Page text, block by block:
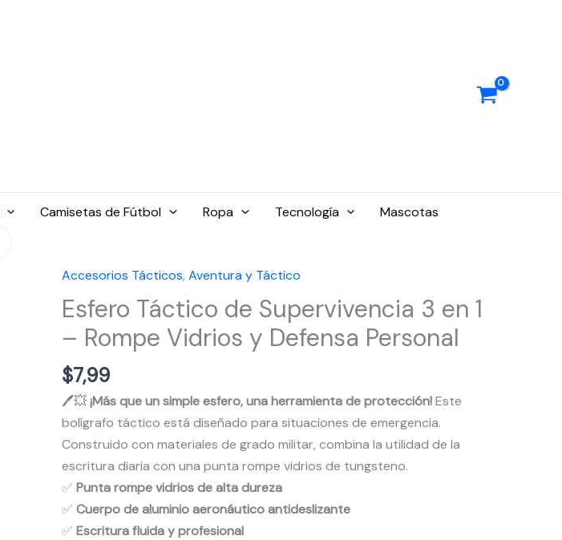
Camisetas de Fútbol Ropa Tecnología
Mascotas
Accesorios Tácticos, Aventura y Táctico
Esfero Táctico de Supervivencia 3 en 1
– Rompe Vidrios y Defensa Personal
$7,99
🖊️💥¡Más que un simple esfero, una herramienta de protección!Este
bolígrafo táctico está diseñado para situaciones de emergencia.
Construido con materiales de grado militar, combina la utilidad de la
escritura diaria con una punta rompe vidrios de tungsteno.
✅ Punta rompe vidrios de alta dureza
✅ Cuerpo de aluminio aeronáutico antideslizante
✅ Escritura fluida y profesional